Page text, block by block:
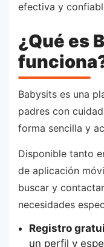
efectiva y
¿Qué es
Babysits es una
padres con
forma sencilla y
Disponible tanto
de aplicación
buscar y
necesidades
Registro
un perfil y